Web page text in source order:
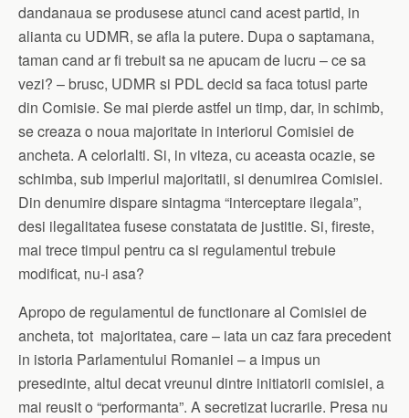
dandanaua se produsese atunci cand acest partid, in
alianta cu UDMR, se afla la putere. Dupa o saptamana,
taman cand ar fi trebuit sa ne apucam de lucru – ce sa
vezi? – brusc, UDMR si PDL decid sa faca totusi parte
din Comisie. Se mai pierde astfel un timp, dar, in schimb,
se creaza o noua majoritate in interiorul Comisiei de
ancheta. A celorlalti. Si, in viteza, cu aceasta ocazie, se
schimba, sub imperiul majoritatii, si denumirea Comisiei.
Din denumire dispare sintagma “interceptare ilegala”,
desi ilegalitatea fusese constatata de justitie. Si, fireste,
mai trece timpul pentru ca si regulamentul trebuie
modificat, nu-i asa?
Apropo de regulamentul de functionare al Comisiei de
ancheta, tot majoritatea, care – iata un caz fara precedent
in istoria Parlamentului Romaniei – a impus un
presedinte, altul decat vreunul dintre initiatorii comisiei, a
mai reusit o “performanta”. A secretizat lucrarile. Presa nu